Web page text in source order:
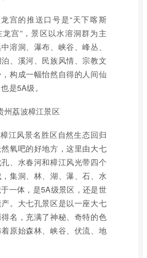
宫的推送口号是“天下喀斯
宫”，景区以水溶洞群为主
溶洞、瀑布、峡谷、峰丛、
、溪河、民族风情、宗教文
构成一幅怡然自得的人间仙
是5A级。
州荔波樟江景区
江风景名胜区自然生态回归
氧吧的好地方，这里由大七
、水春河和樟江风光带四个
集洞、林、湖、瀑、石、水
一体，是5A级景区，还是世
。大七孔景区是以一座大七
名，充满了神秘、奇特的色
原始森林、峡谷、伏流、地